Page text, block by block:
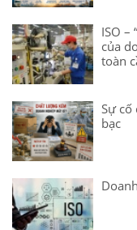
ISO –
của
toàn
Sự cố
bạc